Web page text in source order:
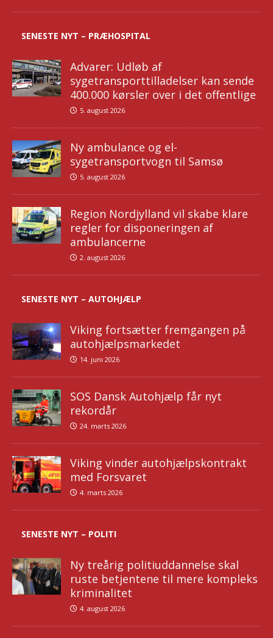
SENESTE NYT – PRÆHOSPITAL
Advarer: Udløb af
sygetransporttilladelser kan sende
400.000 kørsler over i det offentlige
5. august 2026
Ny ambulance og el-
sygetransportvogn til Samsø
5. august 2026
Region Nordjylland vil skabe klare
regler for disponeringen af
ambulancerne
2. august 2026
SENESTE NYT – AUTOHJÆLP
Viking fortsætter fremgangen på
autohjælpsmarkedet
14. juni 2026
SOS Dansk Autohjælp får nyt
rekordår
24. marts 2026
Viking vinder autohjælpskontrakt
med Forsvaret
4. marts 2026
SENESTE NYT – POLITI
Ny treårig politiuddannelse skal
ruste betjentene til mere kompleks
kriminalitet
4. august 2026